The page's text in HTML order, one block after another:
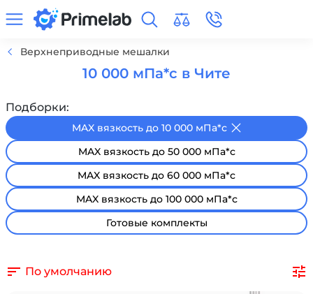
Верхнеприводные мешалки
10 000 мПа*с в Чите
Подборки:
MAX вязкость до 10 000 мПа*с
MAX вязкость до 50 000 мПа*с
MAX вязкость до 60 000 мПа*с
MAX вязкость до 100 000 мПа*с
Готовые комплекты
По умолчанию